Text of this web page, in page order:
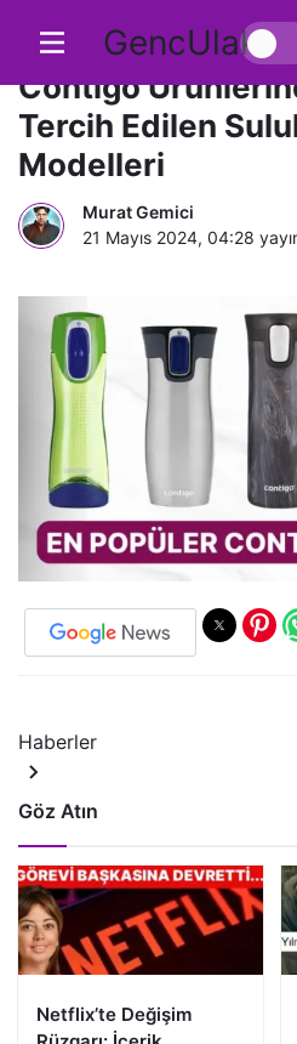
GencUlak
Desenleriyle
Contigo
Tercih Edilen
Modelleri
Murat Gemici
21 Mayıs 2024, 04:28
Haberler
Göz Atın
Netflix’te Değişim